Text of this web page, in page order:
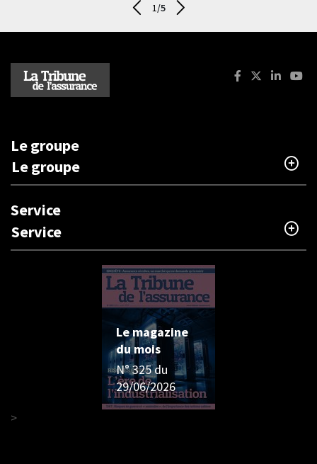
1/5
Facebook : La
X
Le groupe
Le groupe
Service
Service
Le magazine
du mois
N° 325 du
29/06/2026
>